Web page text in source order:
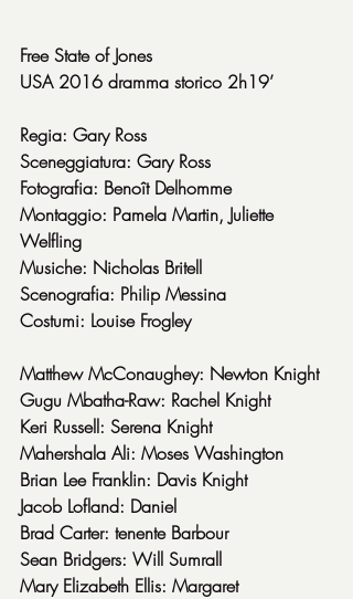
Free State of Jones
USA 2016 dramma storico 2h19’
Regia: Gary Ross
Sceneggiatura: Gary Ross
Fotografia: Benoît Delhomme
Montaggio: Pamela Martin, Juliette
Welfling
Musiche: Nicholas Britell
Scenografia: Philip Messina
Costumi: Louise Frogley
Matthew McConaughey: Newton Knight
Gugu Mbatha-Raw: Rachel Knight
Keri Russell: Serena Knight
Mahershala Ali: Moses Washington
Brian Lee Franklin: Davis Knight
Jacob Lofland: Daniel
Brad Carter: tenente Barbour
Sean Bridgers: Will Sumrall
Mary Elizabeth Ellis: Margaret